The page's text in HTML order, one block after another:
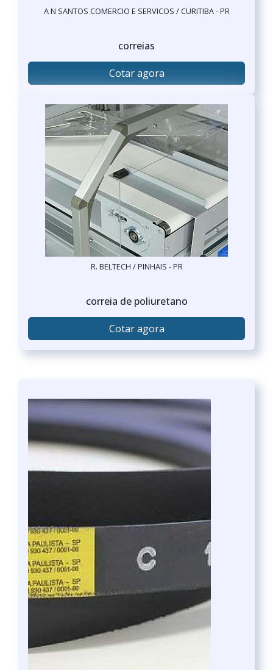
A N SANTOS COMERCIO E SERVICOS / CURITIBA - PR
correias
Cotar agora
R. BELTECH / PINHAIS - PR
correia de poliuretano
Cotar agora